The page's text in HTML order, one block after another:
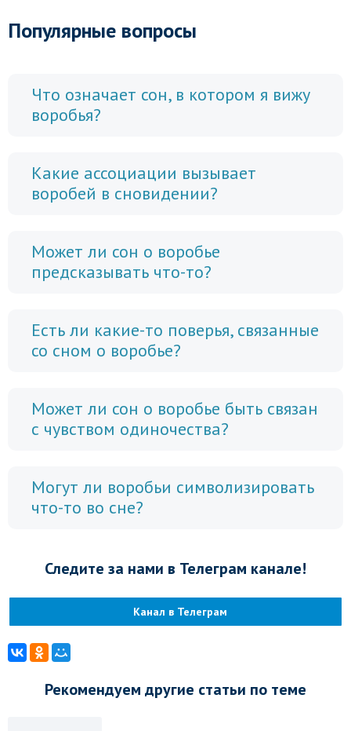
Популярные вопросы
Что означает сон, в котором я вижу
воробья?
Какие ассоциации вызывает
воробей в сновидении?
Может ли сон о воробье
предсказывать что-то?
Есть ли какие-то поверья, связанные
со сном о воробье?
Может ли сон о воробье быть связан
с чувством одиночества?
Могут ли воробьи символизировать
что-то во сне?
Следите за нами в Телеграм канале!
Канал в Телеграм
Рекомендуем другие статьи по теме